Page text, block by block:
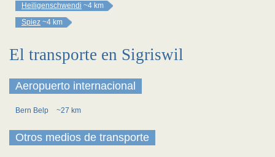
Heiligenschwendi ~4 km
Spiez ~4 km
El transporte en Sigriswil
Aeropuerto internacional
Bern Belp ~27 km
Otros medios de transporte